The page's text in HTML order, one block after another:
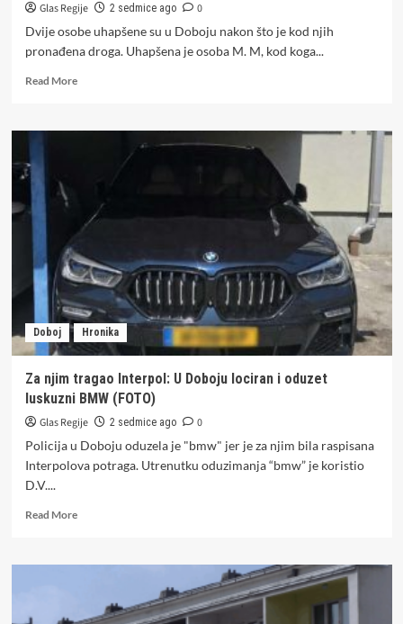
Glas Regije 2 sedmice ago
0
Dvije osobe uhapšene su u Doboju nakon što je kod njih
pronađena droga. Uhapšena je osoba M. M, kod koga...
Read MoreRead
Akcija
osobe
uhapšene
zbog
droge
Doboj Hronika
Za njim tragao Interpol: U Doboju lociran i oduzet
luskuzni BMW (FOTO)
Glas Regije 2 sedmice ago
0
Policija u Doboju oduzela je "bmw" jer je za njim bila raspisana
Interpolova potraga. Utrenutku oduzimanja “bmw” je koristio
D.V....
Read MoreRead
Za
Interpol: